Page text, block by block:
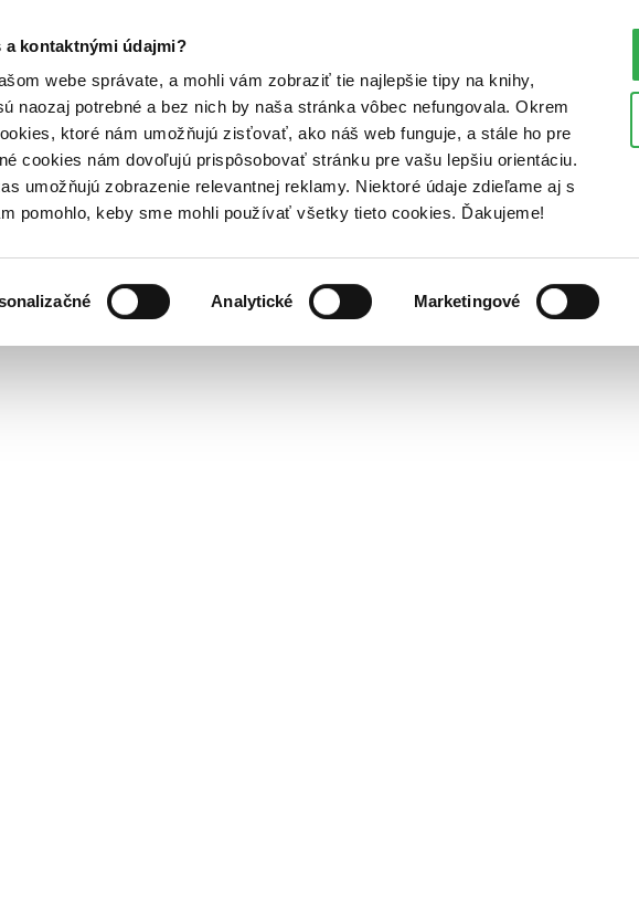
a kontaktnými údajmi?
webe správate, a mohli vám zobraziť tie najlepšie tipy na knihy,
naozaj potrebné a bez nich by naša stránka vôbec nefungovala. Okrem
ktoré nám umožňujú zisťovať, ako náš web funguje, a stále ho pre
cookies nám dovoľujú prispôsobovať stránku pre vašu lepšiu orientáciu.
umožňujú zobrazenie relevantnej reklamy. Niektoré údaje zdieľame aj s
pomohlo, keby sme mohli používať všetky tieto cookies. Ďakujeme!
Analytické Marketingové